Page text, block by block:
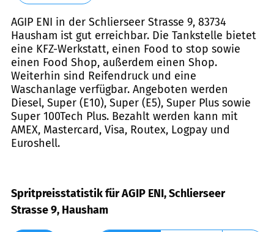
AGIP ENI in der Schlierseer Strasse 9, 83734
Hausham ist gut erreichbar. Die Tankstelle bietet
eine KFZ-Werkstatt, einen Food to stop sowie
einen Food Shop, außerdem einen Shop.
Weiterhin sind Reifendruck und eine
Waschanlage verfügbar. Angeboten werden
Diesel, Super (E10), Super (E5), Super Plus sowie
Super 100Tech Plus. Bezahlt werden kann mit
AMEX, Mastercard, Visa, Routex, Logpay und
Euroshell.
Spritpreisstatistik für AGIP ENI, Schlierseer
Strasse 9, Hausham